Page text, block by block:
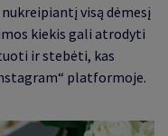
visą dėmesį
kiekis gali atrodyti
ir stebėti, kas
platformoje.